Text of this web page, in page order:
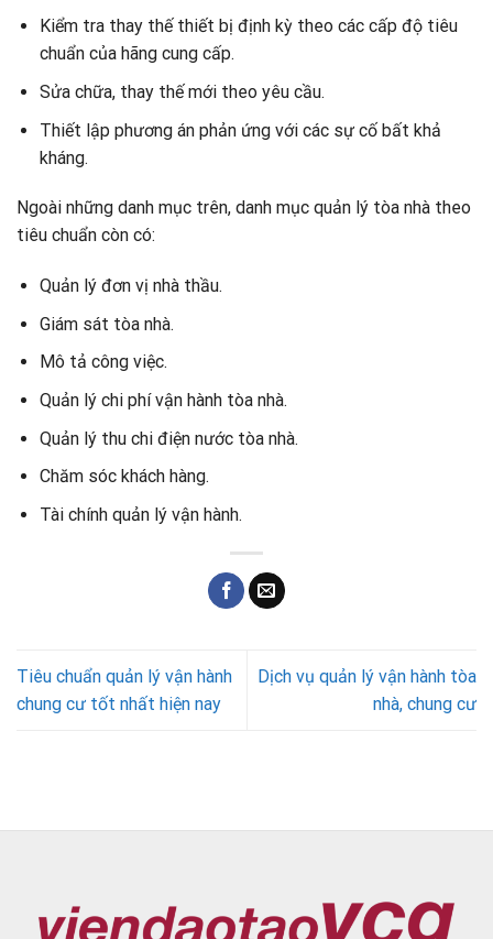
Kiểm tra thay thế thiết bị định kỳ theo các cấp độ tiêu
chuẩn của hãng cung cấp.
Sửa chữa, thay thế mới theo yêu cầu.
Thiết lập phương án phản ứng với các sự cố bất khả
kháng.
Ngoài những danh mục trên, danh mục quản lý tòa nhà theo
tiêu chuẩn còn có:
Quản lý đơn vị nhà thầu.
Giám sát tòa nhà.
Mô tả công việc.
Quản lý chi phí vận hành tòa nhà.
Quản lý thu chi điện nước tòa nhà.
Chăm sóc khách hàng.
Tài chính quản lý vận hành.
Tiêu chuẩn quản lý vận hành
chung cư tốt nhất hiện nay
Dịch vụ quản lý vận hành tòa
nhà, chung cư